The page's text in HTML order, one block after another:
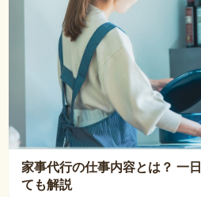
家事代行の仕事内容とは？ 一
ても解説